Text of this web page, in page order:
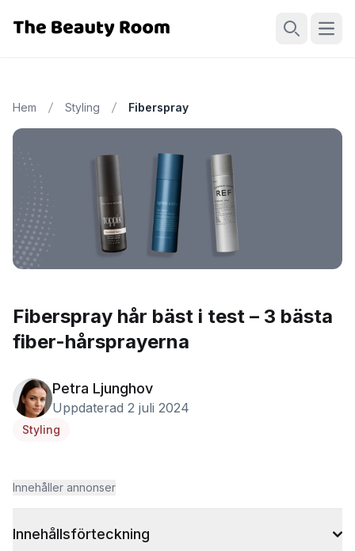
Hem Styling Fiberspray
Fiberspray hår bäst i test – 3 bästa
fiber-hårsprayerna
Petra Ljunghov
Uppdaterad 2 juli 2024
Styling
Innehåller annonser
Innehållsförteckning